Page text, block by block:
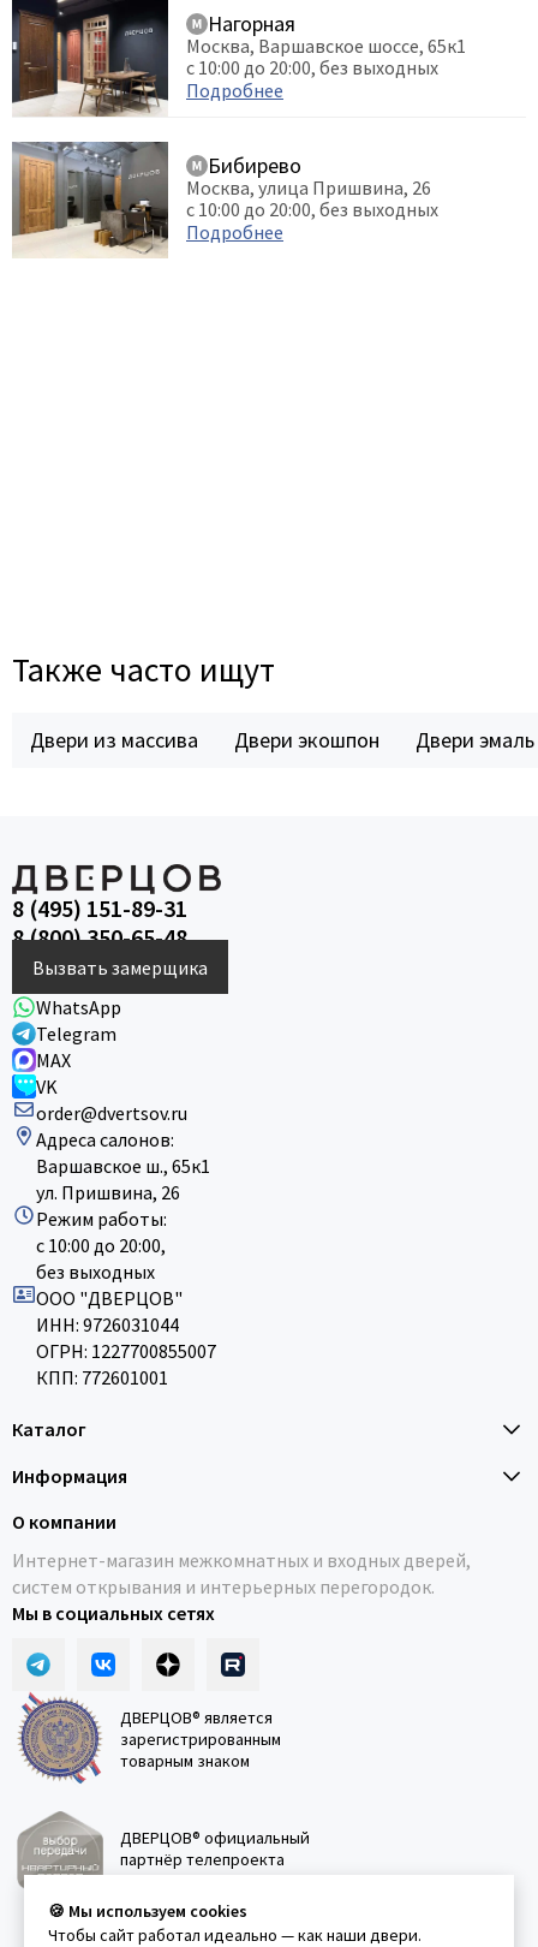
Нагорная
Москва, Варшавское шоссе, 65к1
с 10:00 до 20:00, без выходных
Подробнее
Бибирево
Москва, улица Пришвина, 26
с 10:00 до 20:00, без выходных
Подробнее
Также часто ищут
Двери из массива Двери экошпон Двери эмаль
8 (495) 151-89-31
8 (800) 350-65-48
Вызвать замерщика
WhatsApp
Telegram
MAX
VK
order@dvertsov.ru
Адреса салонов:
Варшавское ш., 65к1
ул. Пришвина, 26
Режим работы:
с 10:00 до 20:00,
без выходных
ООО "ДВЕРЦОВ"
ИНН: 9726031044
ОГРН: 1227700855007
КПП: 772601001
Каталог
Информация
О компании
Интернет-магазин межкомнатных и входных дверей,
систем открывания и интерьерных перегородок.
Мы в социальных сетях
ДВЕРЦОВ® является
зарегистрированным
товарным знаком
ДВЕРЦОВ® официальный
партнёр телепроекта
🍪 Мы используем cookies
Чтобы сайт работал идеально — как наши двери.